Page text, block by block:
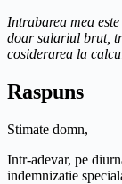
Intrabarea mea
doar salariul brut,
cosiderarea la
Raspuns
Stimate domn,
Intr-adevar, pe
indemnizatie